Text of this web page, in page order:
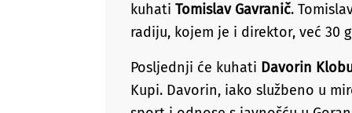
kuhati Tomislav Gavranič.
radiju, kojem je i direktor, već 30
Posljednji će kuhati Davorin
Kupi. Davorin, iako službeno u